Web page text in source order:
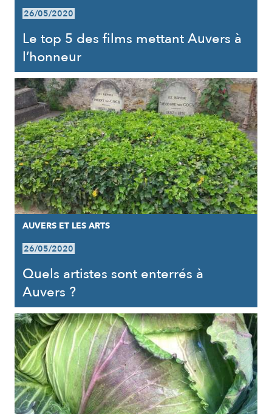
26/05/2020
Le top 5 des films mettant Auvers à
l’honneur
AUVERS ET LES ARTS
26/05/2020
Quels artistes sont enterrés à
Auvers ?